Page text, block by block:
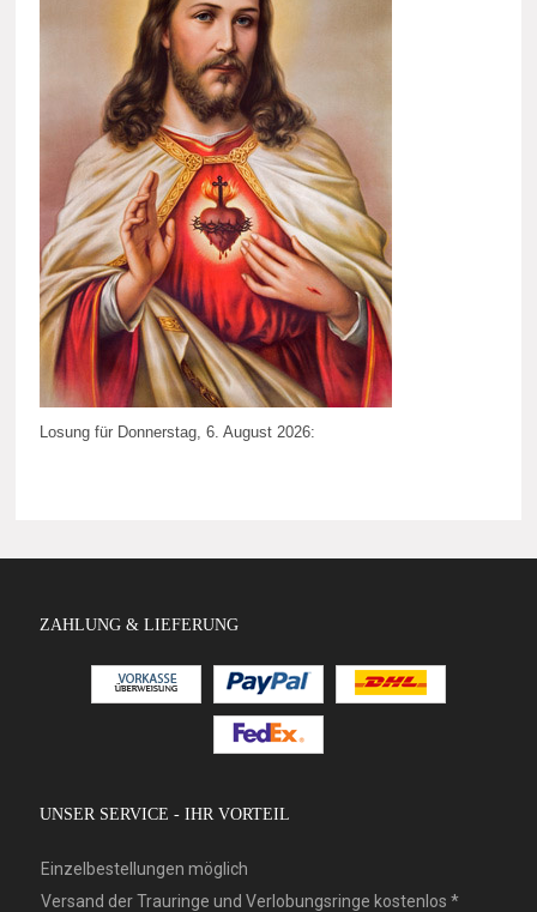
Losung für Donnerstag, 6. August 2026:
ZAHLUNG & LIEFERUNG
UNSER SERVICE - IHR VORTEIL
Einzelbestellungen möglich
Versand der Trauringe und Verlobungsringe kostenlos *